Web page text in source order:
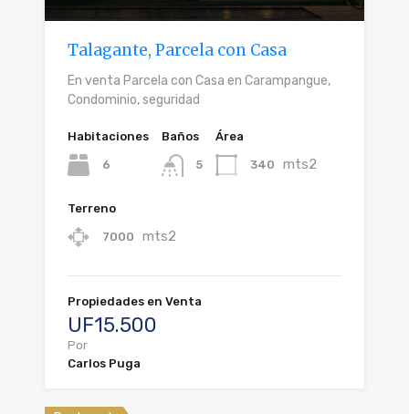
Talagante, Parcela con Casa
En venta Parcela con Casa en Carampangue,
Condominio, seguridad
Habitaciones
6
Baños
5
Área
340 mts2
Terreno
7000 mts2
Propiedades en Venta
UF15.500
Por
Carlos Puga